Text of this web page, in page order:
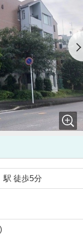
駅 徒歩5分